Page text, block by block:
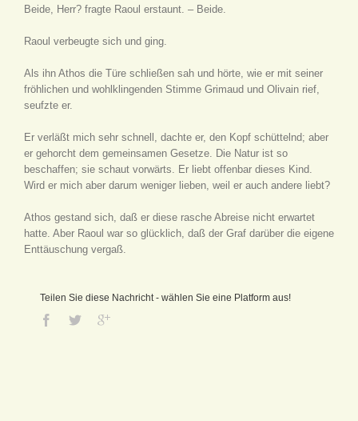
Beide, Herr? fragte Raoul erstaunt. – Beide.
Raoul verbeugte sich und ging.
Als ihn Athos die Türe schließen sah und hörte, wie er mit seiner
fröhlichen und wohlklingenden Stimme Grimaud und Olivain rief,
seufzte er.
Er verläßt mich sehr schnell, dachte er, den Kopf schüttelnd; aber
er gehorcht dem gemeinsamen Gesetze. Die Natur ist so
beschaffen; sie schaut vorwärts. Er liebt offenbar dieses Kind.
Wird er mich aber darum weniger lieben, weil er auch andere liebt?
Athos gestand sich, daß er diese rasche Abreise nicht erwartet
hatte. Aber Raoul war so glücklich, daß der Graf darüber die eigene
Enttäuschung vergaß.
Teilen Sie diese Nachricht - wählen Sie eine Platform aus!